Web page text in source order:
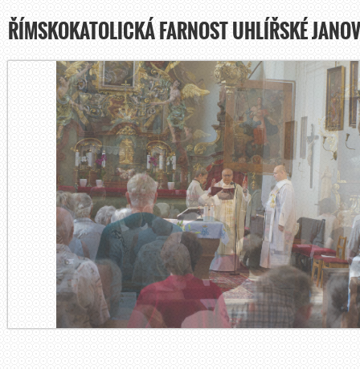
ŘÍMSKOKATOLICKÁ FARNOST UHLÍŘSKÉ